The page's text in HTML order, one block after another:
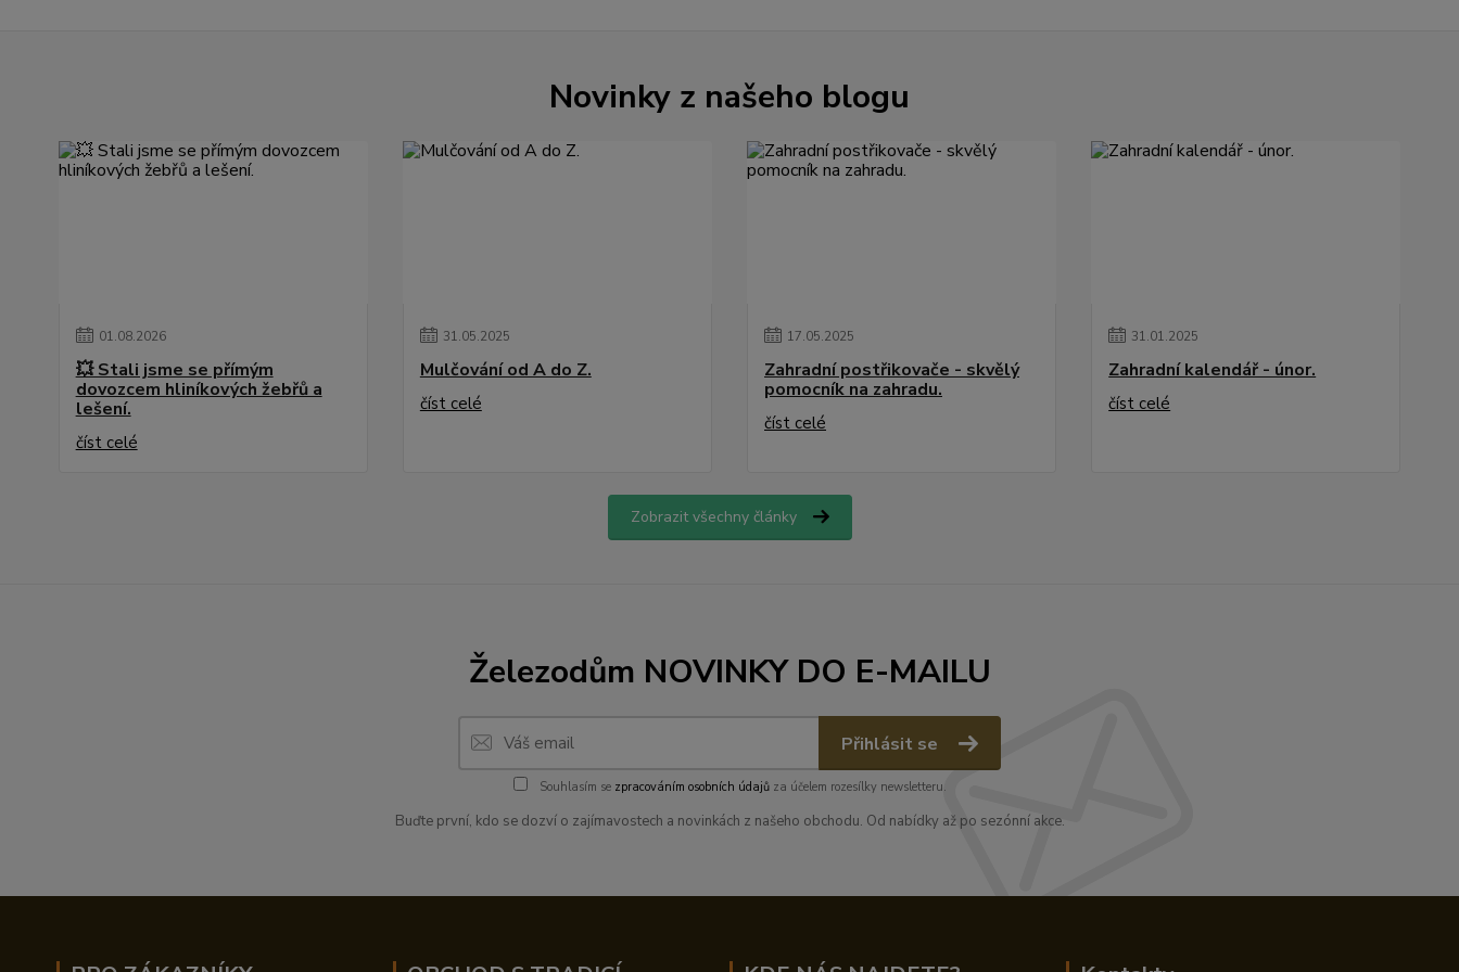
Novinky z našeho blogu
01.08.2026
💥 Stali jsme se přímým
dovozcem hliníkových žebřů a
lešení.
číst celé
31.05.2025
Mulčování od A do Z.
číst celé
17.05.2025
Zahradní postřikovače - skvělý
pomocník na zahradu.
číst celé
31.01.2025
Zahradní kalendář - únor.
číst celé
Zobrazit všechny články
Železodům NOVINKY DO E-MAILU
Přihlásit se
Souhlasím se zpracováním osobních údajůza účelem rozesílky newsletteru.
Buďte první, kdo se dozví o zajímavostech a novinkách z našeho obchodu. Od nabídky až po sezónní akce.